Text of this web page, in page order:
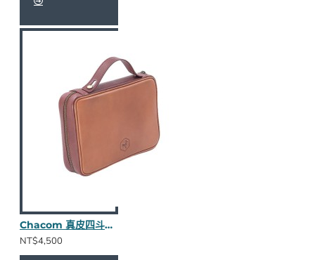
Chacom 真皮四斗包(棕色)
NT$4,500